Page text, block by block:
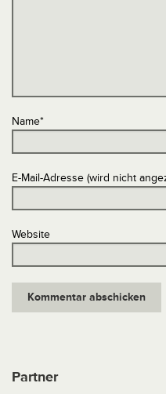
Name*
E-Mail-Adresse (wird nicht
Website
Partner